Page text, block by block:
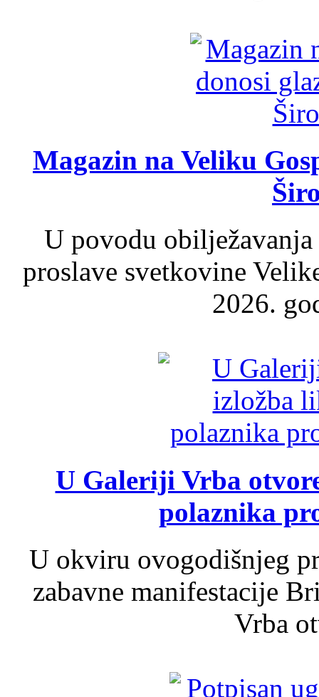
Magazin na Veliku
U povodu
proslave svetkovine
2026.
U Galeriji Vrba
polaznika
U okviru ovogodišnjeg
zabavne manifestacije
Vrba